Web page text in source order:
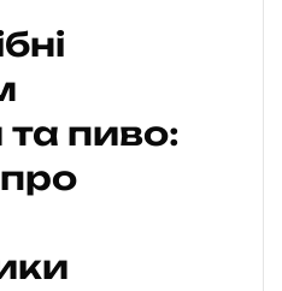
та пиво: